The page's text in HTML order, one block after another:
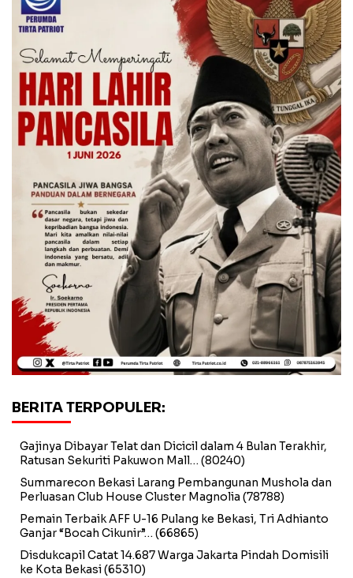
BERITA TERPOPULER:
Gajinya Dibayar Telat dan Dicicil dalam 4 Bulan Terakhir,
Ratusan Sekuriti Pakuwon Mall… (80240)
Summarecon Bekasi Larang Pembangunan Mushola dan
Perluasan Club House Cluster Magnolia (78788)
Pemain Terbaik AFF U-16 Pulang ke Bekasi, Tri Adhianto
Ganjar “Bocah Cikunir”… (66865)
Disdukcapil Catat 14.687 Warga Jakarta Pindah Domisili
ke Kota Bekasi(65310)